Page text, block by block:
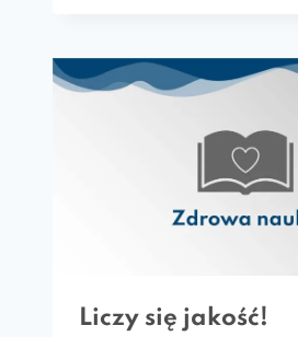
Liczy się jakość!